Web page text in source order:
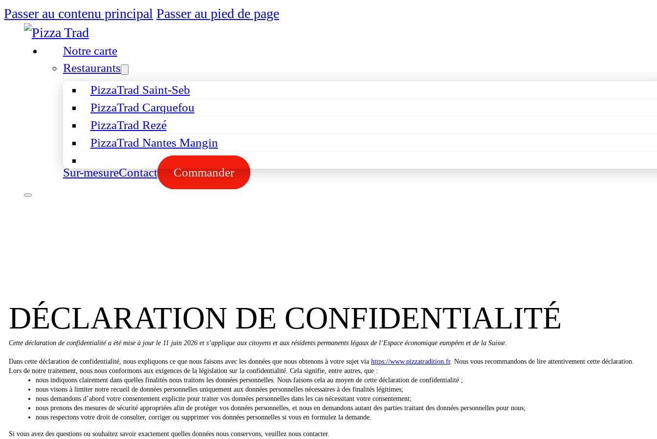
Passer au contenu principal Passer au pied de page
Notre carte
Restaurants
PizzaTrad Saint-Seb
PizzaTrad Carquefou
PizzaTrad Rezé
PizzaTrad Nantes Mangin
Sur-mesureContact Commander
DÉCLARATION DE CONFIDENTIALITÉ
Cette déclaration de confidentialité a été mise à jour le 11 juin 2026 et s’applique aux citoyens et aux résidents permanents légaux de l’Espace économique européen et de la Suisse.
Dans cette déclaration de confidentialité, nous expliquons ce que nous faisons avec les données que nous obtenons à votre sujet via https://www.pizzatradition.fr. Nous vous recommandons de lire attentivement cette déclaration.
Lors de notre traitement, nous nous conformons aux exigences de la législation sur la confidentialité. Cela signifie, entre autres, que :
nous indiquons clairement dans quelles finalités nous traitons les données personnelles. Nous faisons cela au moyen de cette déclaration de confidentialité ;
nous visons à limiter notre recueil de données personnelles uniquement aux données personnelles nécessaires à des finalités légitimes;
nous demandons d’abord votre consentement explicite pour traiter vos données personnelles dans les cas nécessitant votre consentement;
nous prenons des mesures de sécurité appropriées afin de protéger vos données personnelles, et nous en demandons autant des parties traitant des données personnelles pour nous;
nous respectons votre droit de consulter, corriger ou supprimer vos données personnelles si vous en formulez la demande.
Si vous avez des questions ou souhaitez savoir exactement quelles données nous conservons, veuillez nous contacter.